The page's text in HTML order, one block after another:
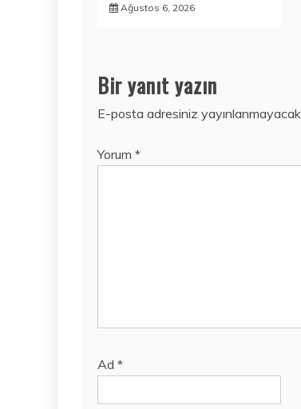
Ağustos 6, 2026
Bir yanıt yazın
E-posta adresiniz yayınlanmayacak.
Yorum *
Ad *